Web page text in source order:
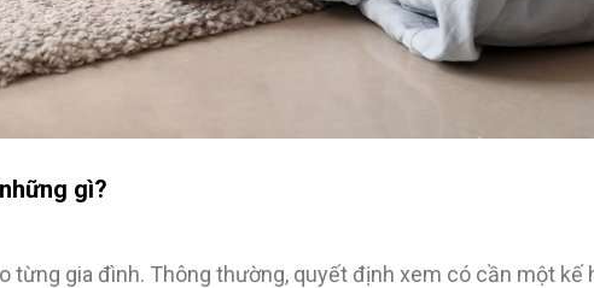
gì?
gia đình. Thông thường, quyết định xem có cần một kế